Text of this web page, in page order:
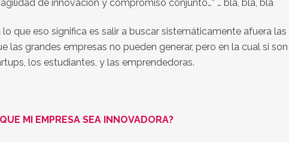
de innovación y compromiso conjunto…” … bla, bla, bla
que eso significa es salir a buscar sistemáticamente afuera las
las grandes empresas no pueden generar, pero en la cual si son
los estudiantes, y las emprendedoras.
MI EMPRESA SEA INNOVADORA?